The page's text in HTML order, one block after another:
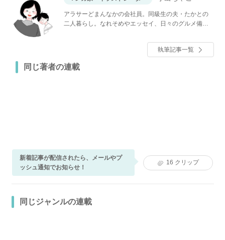
アラサーどまんなかの会社員。同級生の夫・たかとの
二人暮らし。なれそめやエッセイ、日々のグルメ備忘
執筆記事一覧
同じ著者の連載
新着記事が配信されたら、メールやプ
ッシュ通知でお知らせ！
16 クリップ
同じジャンルの連載